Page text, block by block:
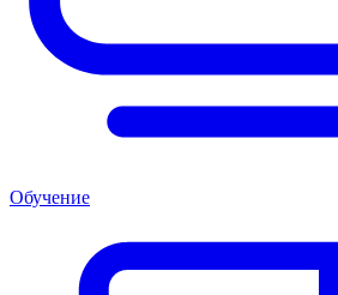
Обучение